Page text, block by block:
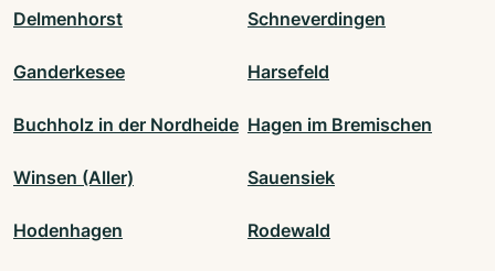
Delmenhorst Schneverdingen
Ganderkesee Harsefeld
Buchholz in der Nordheide Hagen im Bremischen
Winsen (Aller) Sauensiek
Hodenhagen Rodewald